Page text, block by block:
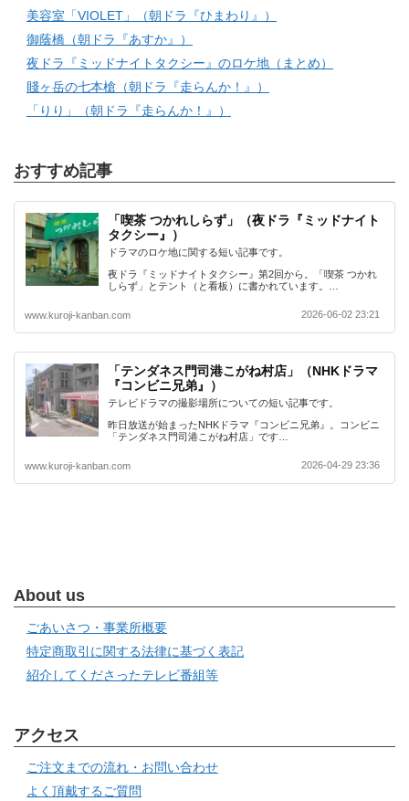
美容室「VIOLET」（朝ドラ『ひまわり』）
御蔭橋（朝ドラ『あすか』）
夜ドラ『ミッドナイトタクシー』のロケ地（まとめ）
賤ヶ岳の七本槍（朝ドラ『走らんか！』）
「りり」（朝ドラ『走らんか！』）
おすすめ記事
「喫茶 つかれしらず」（夜ドラ『ミッドナイト
タクシー』）
ドラマのロケ地に関する短い記事です。
夜ドラ『ミッドナイトタクシー』第2回から。「喫茶 つかれ
しらず」とテント（と看板）に書かれています。…
www.kuroji-kanban.com 2026-06-02 23:21
「テンダネス門司港こがね村店」（NHKドラマ
『コンビニ兄弟』）
テレビドラマの撮影場所についての短い記事です。
昨日放送が始まったNHKドラマ『コンビニ兄弟』。コンビニ
「テンダネス門司港こがね村店」です…
www.kuroji-kanban.com 2026-04-29 23:36
About us
ごあいさつ・事業所概要
特定商取引に関する法律に基づく表記
紹介してくださったテレビ番組等
アクセス
ご注文までの流れ・お問い合わせ
よく頂戴するご質問